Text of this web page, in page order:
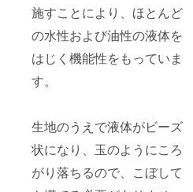
施すことにより、ほとんど
の水性および油性の液体を
はじく機能性をもっていま
す。
生地のうえで液体がビーズ
状になり、玉のようにころ
がり落ちるので、こぼして